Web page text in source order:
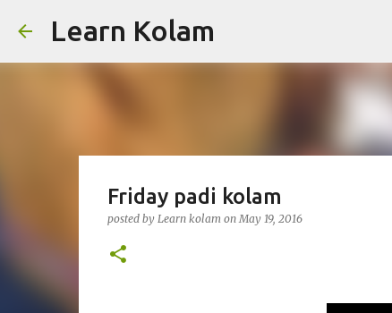
Learn Kolam
Friday padi kolam
posted by Learn kolam onMay 19, 2016